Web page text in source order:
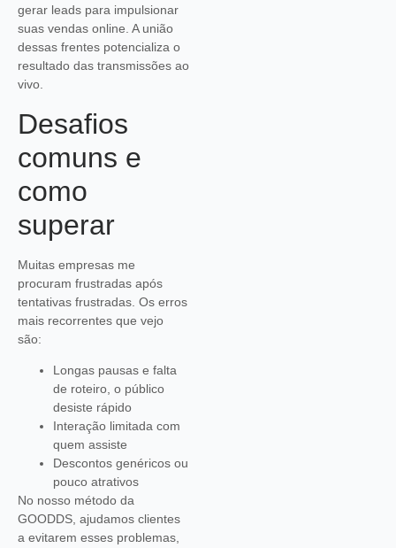
gerar leads para impulsionar
suas vendas online. A união
dessas frentes potencializa o
resultado das transmissões ao
vivo.
Desafios
comuns e
como
superar
Muitas empresas me
procuram frustradas após
tentativas frustradas. Os erros
mais recorrentes que vejo
são:
Longas pausas e falta
de roteiro, o público
desiste rápido
Interação limitada com
quem assiste
Descontos genéricos ou
pouco atrativos
No nosso método da
GOODDS, ajudamos clientes
a evitarem esses problemas,